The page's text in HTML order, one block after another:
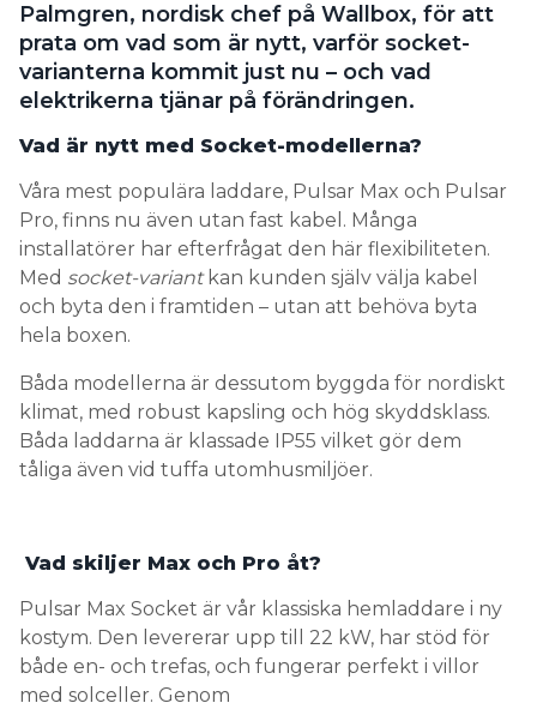
Search for:
Palmgren, nordisk chef på Wallbox, för att
prata om vad som är nytt, varför socket-
varianterna kommit just nu – och vad
elektrikerna tjänar på förändringen.
Vad är nytt med Socket-modellerna?
Våra mest populära laddare, Pulsar Max och Pulsar
Pro, finns nu även utan fast kabel. Många
installatörer har efterfrågat den här flexibiliteten.
Med socket-variant kan kunden själv välja kabel
och byta den i framtiden – utan att behöva byta
hela boxen.
Båda modellerna är dessutom byggda för nordiskt
klimat, med robust kapsling och hög skyddsklass.
Båda laddarna är klassade IP55 vilket gör dem
tåliga även vid tuffa utomhusmiljöer.
Vad skiljer Max och Pro åt?
Pulsar Max Socket är vår klassiska hemladdare i ny
kostym. Den levererar upp till 22 kW, har stöd för
både en- och trefas, och fungerar perfekt i villor
med solceller. Genom